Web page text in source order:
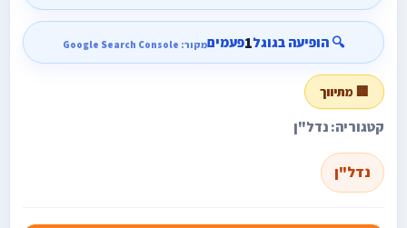
🔍 הופיעה בגוגל1פעמיםמקור: Google Search Console
🏢 מתיווך
קטגוריה: נדל"ן
נדל"ן